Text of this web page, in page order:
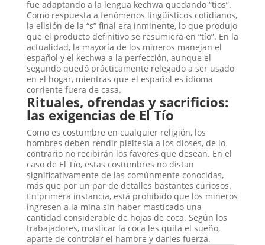
fue adaptando a la lengua kechwa quedando “tios”.
Como respuesta a fenómenos lingüísticos cotidianos,
la elisión de la “s” final era inminente, lo que produjo
que el producto definitivo se resumiera en “tío”. En la
actualidad, la mayoría de los mineros manejan el
español y el kechwa a la perfección, aunque el
segundo quedó prácticamente relegado a ser usado
en el hogar, mientras que el español es idioma
corriente fuera de casa.
Rituales, ofrendas y sacrificios:
las exigencias de El Tío
Como es costumbre en cualquier religión, los
hombres deben rendir pleitesía a los dioses, de lo
contrario no recibirán los favores que desean. En el
caso de El Tío, estas costumbres no distan
significativamente de las comúnmente conocidas,
más que por un par de detalles bastantes curiosos.
En primera instancia, está prohibido que los mineros
ingresen a la mina sin haber masticado una
cantidad considerable de hojas de coca. Según los
trabajadores, masticar la coca les quita el sueño,
aparte de controlar el hambre y darles fuerza.